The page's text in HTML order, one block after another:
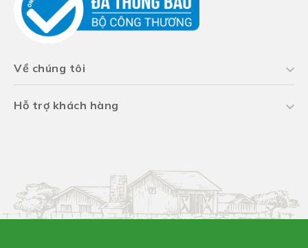
Về chúng tôi
Hỗ trợ khách hàng